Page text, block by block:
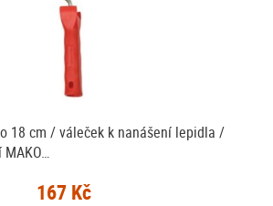
18 cm / váleček k nanášení lepidla /
167 Kč